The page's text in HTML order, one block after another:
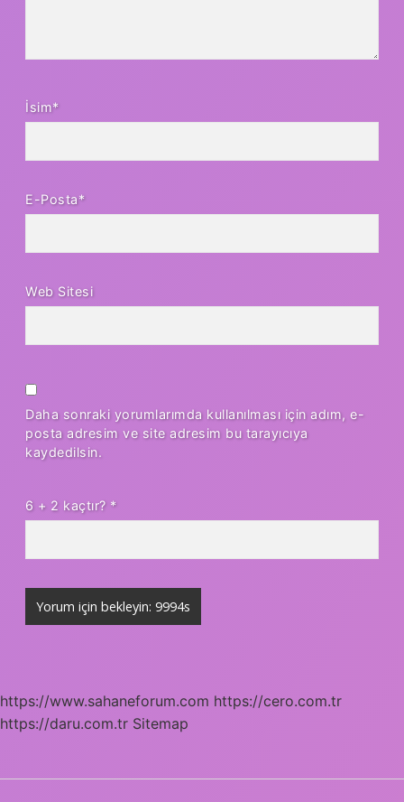
İsim*
E-Posta*
Web Sitesi
Daha sonraki yorumlarımda kullanılması için adım, e-
posta adresim ve site adresim bu tarayıcıya
kaydedilsin.
6 + 2 kaçtır? *
https://www.sahaneforum.com https://cero.com.tr
https://daru.com.tr Sitemap